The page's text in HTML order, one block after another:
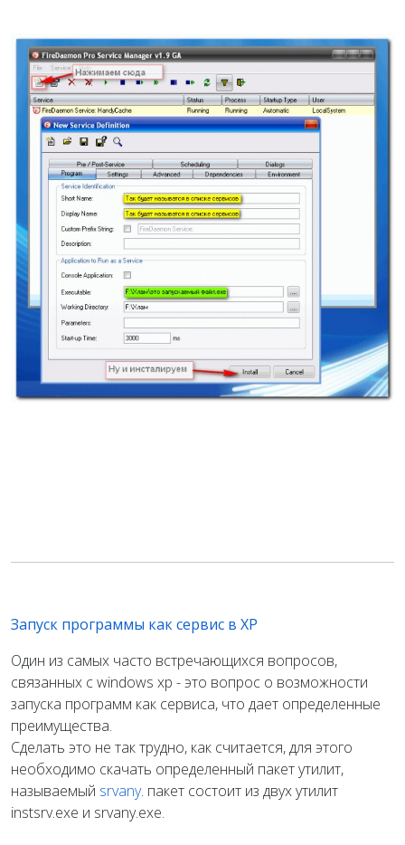
Запуск программы как сервис в ХР
Один из самых часто встречающихся вопросов,
связанных с windows xp - это вопрос о возможности
запуска программ как сервиса, что дает определенные
преимущества.
Сделать это не так трудно, как считается, для этого
необходимо скачать определенный пакет утилит,
называемый srvany. пакет состоит из двух утилит
instsrv.exe и srvany.exe.